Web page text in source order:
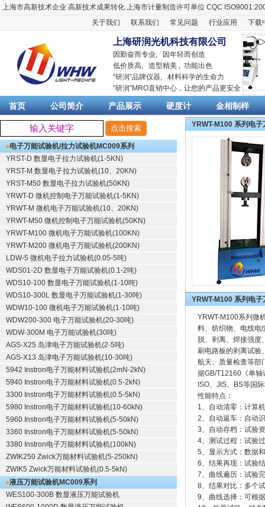
上海市高新技术企业 高新技术成果转化 上海市计量制造许可单位 CQC
关于我们
联系我们 常见问题 行业应用 下载
上海研润光机科技有限公司
因勤奋而专业, 因年轻而创造
低价质高, 造型精美 , 功能出色
“研润”品牌仪器, 材料科学的生命力
“研润”MRO直销中心，让您的产品更安全
首页 公司简介 产品展示 硬度计 金相制样
电子万能试验机/拉力试验机MC009系列
YRST-D 数显电子拉力试验机(1-5KN)
YRST-M 数显电子拉力试验机(10、20KN)
YRST-M50 数显电子拉力试验机(50KN)
YRWT-D 微机控制电子万能试验机(1-5KN)
YRWT-M 微机电子万能试验机(10、20KN)
YRWT-M50 微机控制电子万能试验机(50KN)
YRWT-M100 微机电子万能试验机(100KN)
YRWT-M200 微机电子万能试验机(200KN)
LDW-5 微机电子拉力试验机(0.05-5吨)
WDS01-2D 数显电子万能试验机(0.1-2吨)
WDS10-100 数显电子万能试验机(1-10吨)
WDS10-300L 数显电子万能试验机(1-30吨)
WDW10-100 微机电子万能试验机(1-10吨)
WDW200-300 电子万能试验机(20-30吨)
WDW-300M 电子万能试验机(30吨)
AGS-X25 岛津电子万能试验机(2-5吨)
AGS-X13 岛津电子万能试验机(10-30吨)
5942 Instron电子万能材料试验机(2mN-2kN)
5940 Instron电子万能材料试验机(0.5-2kN)
3300 Instron电子万能材料试验机(0.5-5kN)
5980 Instron电子万能材料试验机(10-60kN)
5960 Instron电子万能材料试验机(5-50kN)
3360 Instron电子万能材料试验机(5-50kN)
3380 Instron电子万能材料试验机(100kN)
ZWIK250 Zwick万能材料试验机(5-250kN)
ZWIK5 Zwick万能材料试验机(0.5-5kN)
液压万能试验机MC009系列
WES100-300B 数显液压万能试验机
YRWT-M100 系列电子
YRWT-M100 系列电
YRWT-M100系列微
料、纺织物、电线电
脱、剥离、焊接强
刷电路板的剥离试验
航天、质量检查等部
据GB/T12160《单
ISO、JIS、BS等国
性能特点：
1、自动清零：计算
2、自动返车：自动
3、自动存档：试验
4、测试过程：试验
5、显示方式：数据
6、结果再现：试验
7、曲线遍历：试验
8、结果对比：多个
9、曲线选择：可根